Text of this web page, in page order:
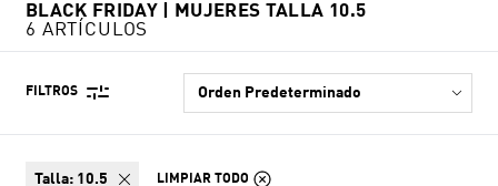
BLACK FRIDAY | MUJERES TALLA 10.5
6 ARTÍCULOS
FILTROS
talla: 10.5 LIMPIAR TODO